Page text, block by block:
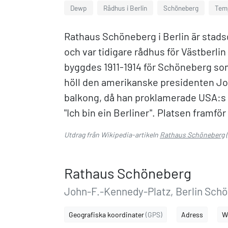
Dewp Rådhus i Berlin Schöneberg
Rathaus Schöneberg i Berlin är
och var tidigare rådhus för
byggdes 1911-1914 för Schöneberg
höll den amerikanske presidenten
balkong, då han proklamerade
"Ich bin ein Berliner". Platsen
Utdrag från Wikipedia-artikeln Rathaus Schöneberg
Rathaus Schöneberg
John-F.-Kennedy-Platz, Berlin
Geografiska koordinater(GPS) Adress